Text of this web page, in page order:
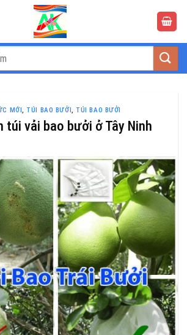
MỚI, TÚI BAO BƯỞI, TÚI BAO BƯỞI
túi vải bao bưởi ở Tây Ninh